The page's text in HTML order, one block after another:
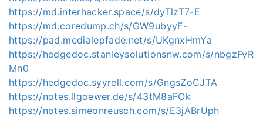
https://md.interhacker.space/s/dyTlzT7-E
https://md.coredump.ch/s/GW9ubyyF-
https://pad.medialepfade.net/s/UKgnxHmYa
https://hedgedoc.stanleysolutionsnw.com/s/nbgzFyR
Mn0
https://hedgedoc.syyrell.com/s/GngsZoCJTA
https://notes.llgoewer.de/s/43tM8aFOk
https://notes.simeonreusch.com/s/E3jABrUph